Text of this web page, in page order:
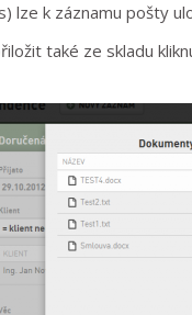
lze k záznamu pošty
také ze skladu